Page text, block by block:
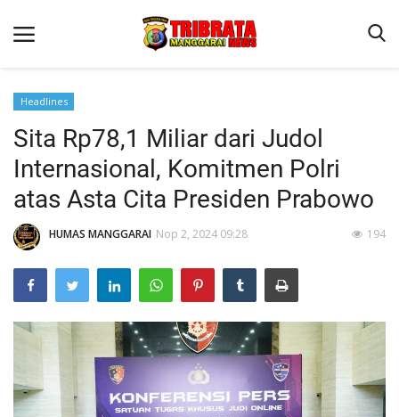
Beranda
Binkam
Kapolres Manggarai Imbau Masyarakat Waspada Cuaca
Kapolres Manggarai Imbau Masyarakat Waspada Cuaca
Reskrim
Lantas
Giat Ops
Polisi Kita
Mitra Polisi
Headlines
Sita Rp78,1 Miliar dari Judol
Internasional, Komitmen Polri
atas Asta Cita Presiden Prabowo
HUMAS MANGGARAI Nop 2, 2024 09:28 194